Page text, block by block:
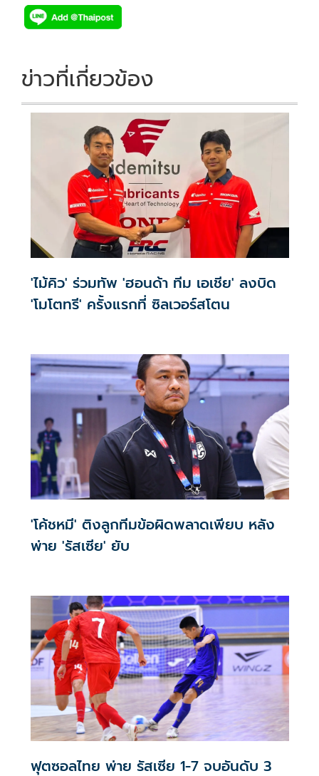
e
b
o
k
tt
er
p
y
Li
n
k
ข่าวที่เกี่ยวข้อง
'ไม้คิว' ร่วมทัพ 'ฮอนด้า ทีม เอเชีย' ลงบิด
'โมโตทรี' ครั้งแรกที่ ซิลเวอร์สโตน
'โค้ชหมี' ติงลูกทีมข้อผิดพลาดเพียบ หลัง
พ่าย 'รัสเซีย' ยับ
ฟุตซอลไทย พ่าย รัสเซีย 1-7 จบอันดับ 3